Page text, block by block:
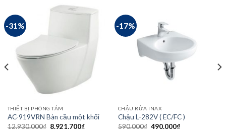
-31%
THIẾT BỊ PHÒNG TẮM
AC-919VRN Bàn cầu một khối
12.930.000₫ Giá
8.921.700₫Giá
-17%
CHẬU RỬA INAX
Chậu L-282V ( EC/FC )
590.000₫ Giá
490.000₫Giá